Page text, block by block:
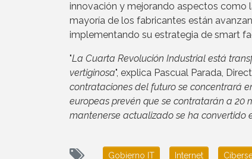
innovación y mejorando aspectos como
mayoría de los fabricantes están
implementando su estrategia de smart
"La Cuarta Revolución Industrial está
vertiginosa", explica Pascual Parada,
contrataciones del futuro se concentrará
europeas prevén que se contratarán a 20
mantenerse actualizado se ha convertido
Gobierno IT Internet